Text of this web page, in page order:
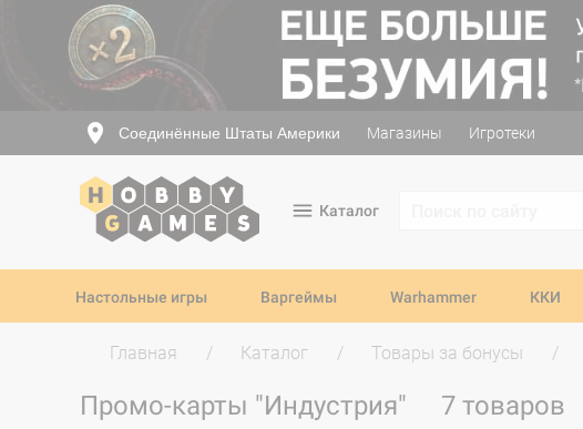
Соединённые Штаты Америки Магазины Игротеки
Каталог
Настольные игры Варгеймы Warhammer ККИ
Главная Каталог Товары за бонусы
Промо-карты "Индустрия" 7 товаров